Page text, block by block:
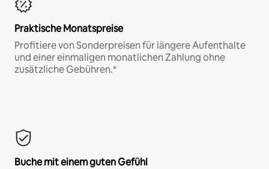
Praktische Monatspreise
Profitiere von Sonderpreisen für längere Aufenthalte
und einer einmaligen monatlichen Zahlung ohne
zusätzliche Gebühren.*
Buche mit einem guten Gefühl